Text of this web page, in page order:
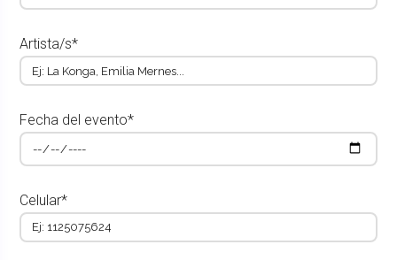
Artista/s*
Fecha del evento*
Celular*